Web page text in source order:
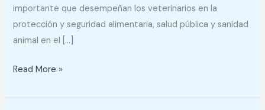
importante que desempeñan los veterinarios en la
protección y seguridad alimentaria, salud pública y sanidad
animal en el […]
Read More »